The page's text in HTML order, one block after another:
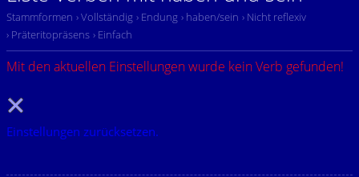
Stammformen › Vollständig › Endung › haben/sein › Nicht reflexiv
› Präteritopräsens › Einfach
Mit den aktuellen Einstellungen wurde kein Verb gefunden!
Einstellungen zurücksetzen.